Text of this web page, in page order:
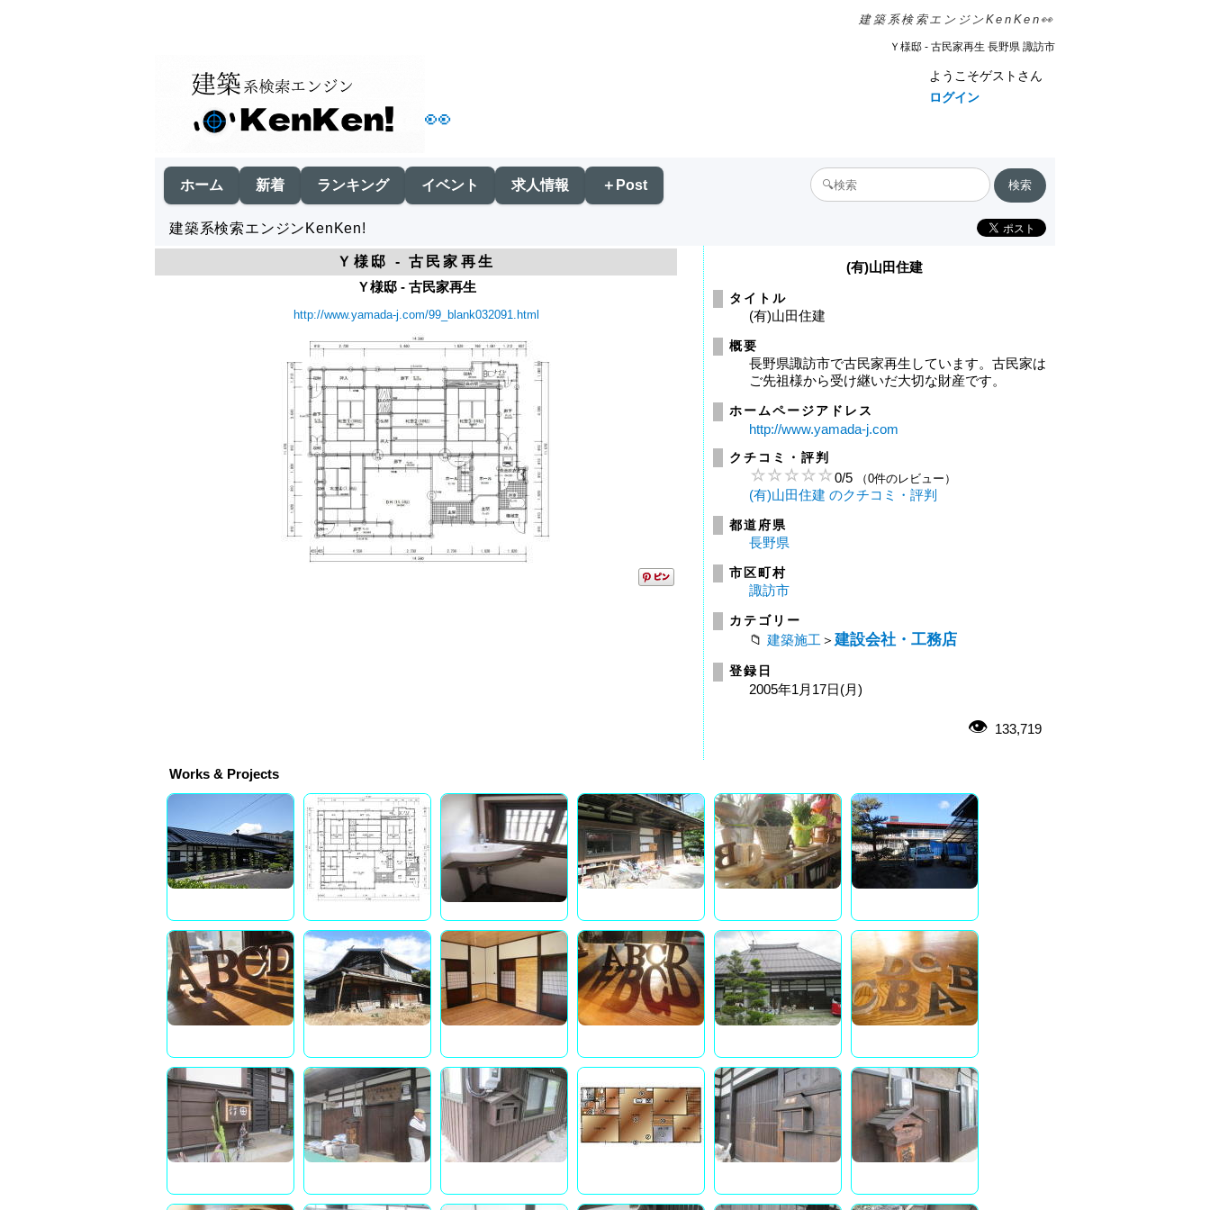
建築系検索エンジンKenKen👀
Ｙ様邸 - 古民家再生 長野県 諏訪市
👀
ようこそゲストさん
ログイン
ホーム 新着 ランキング イベント 求人情報 ＋Post
建築系検索エンジンKenKen!
Ｙ様邸 - 古民家再生
Ｙ様邸 - 古民家再生
http://www.yamada-j.com/99_blank032091.html
(有)山田住建
タイトル
(有)山田住建
概要
長野県諏訪市で古民家再生しています。古民家は
ご先祖様から受け継いだ大切な財産です。
ホームページアドレス
http://www.yamada-j.com
クチコミ・評判
0/5 （0件のレビュー）
(有)山田住建 のクチコミ・評判
都道府県
長野県
市区町村
諏訪市
カテゴリー
建築施工＞ 建設会社・工務店
登録日
2005年1月17日(月)
133,719
Works & Projects